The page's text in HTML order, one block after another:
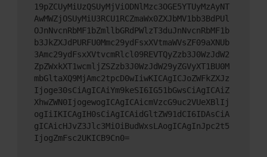
19pZCUyMiUzQSUyMjViODNlMzc3OGE5YTUyMzAyNT
AwMWZjOSUyMiU3RCU1RCZmaWx0ZXJbMV1bb3BdPUl
OJnNvcnRbMF1bZmllbGRdPWlzT3duJnNvcnRbMF1b
b3JkZXJdPURFU0Mmc29ydFsxXVtmaWVsZF09aXNUb
3Amc29ydFsxXVtvcmRlcl09REVTQyZzb3J0WzJdW2
ZpZWxkXT1wcmljZSZzb3J0WzJdW29yZGVyXT1BU0M
mbGltaXQ9MjAmc2tpcD0wIiwKICAgICJoZWFkZXJz
Ijoge30sCiAgICAiYm9keSI6IG51bGwsCiAgICAiZ
XhwZWN0IjogewogICAgICAicmVzcG9uc2VUeXBlIj
ogIiIKICAgIH0sCiAgICAidGltZW91dCI6IDAsCiA
gICAicHJvZ3Jlc3MiOiBudWxsLAogICAgInJpc2t5
IjogZmFsc2UKICB9Cn0=